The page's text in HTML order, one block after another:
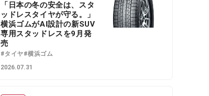
「日本の冬の安全は、スタ
ッドレスタイヤが守る。」
横浜ゴムがAI設計の新SUV
専用スタッドレスを9月発
売
#タイヤ#横浜ゴム
2026.07.31